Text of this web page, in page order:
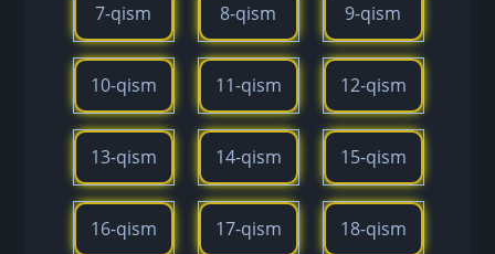
7-qism 8-qism 9-qism
10-qism 11-qism 12-qism
13-qism 14-qism 15-qism
16-qism 17-qism 18-qism